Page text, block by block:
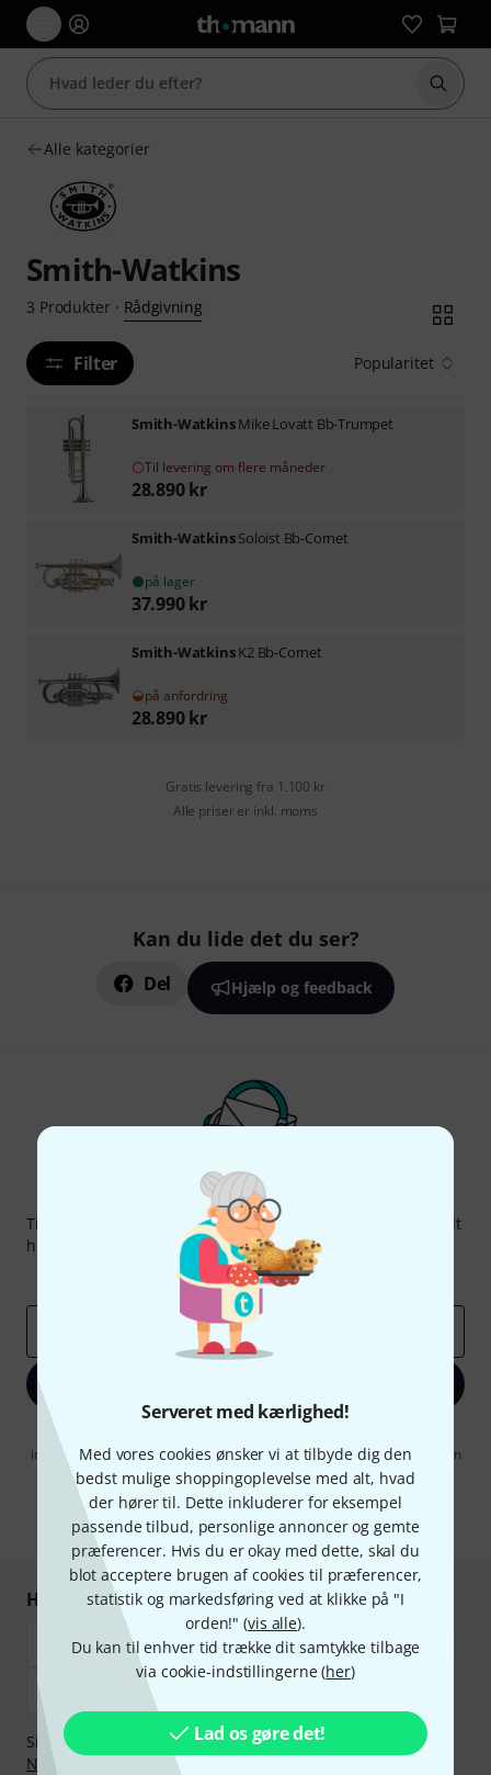
Serveret med kærlighed!
Med vores cookies ønsker vi at tilbyde dig den
bedst mulige shoppingoplevelse med alt, hvad
der hører til. Dette inkluderer for eksempel
passende tilbud, personlige annoncer og gemte
præferencer. Hvis du er okay med dette, skal du
blot acceptere brugen af cookies til præferencer,
statistik og markedsføring ved at klikke på "I
orden!" (vis alle).
Du kan til enhver tid trække dit samtykke tilbage
via cookie-indstillingerne (her)
Lad os gøre det!
Start
Alle kategorier
Smith-Watkins
3 Produkter· Rådgivning
Filter Popularitet
Smith-WatkinsMike Lovatt Bb-Trumpet
Til levering om flere måneder
28.890 kr
Smith-WatkinsSoloist Bb-Cornet
på lager
37.990 kr
Smith-WatkinsK2 Bb-Cornet
på anfordring
28.890 kr
Gratis levering fra 1.100 kr
Alle priser er inkl. moms
Kan du lide det du ser?
Del Hjælp og feedback
Thomann Newsletter
Tilmeld dig Thomann Nyhedsbrevet på engelsk og med lidt
held kan du vinde en af50 gavekorthver værdi
Inspirerende bidrag
Tilbud Thomann-indsigter
indforstået med at modtage e-mail-reklame. Dette tilsagn kan når som
helst trækkes tilbage. Find yderligere informationer i vores
informationer om databeskyttelse
* Obligatorisk felt
Handl og betal sikkert
Sikker betaling med Bankoverførsel, PayPal,
Klarna Betal
Nu
Klarna betaling i rater